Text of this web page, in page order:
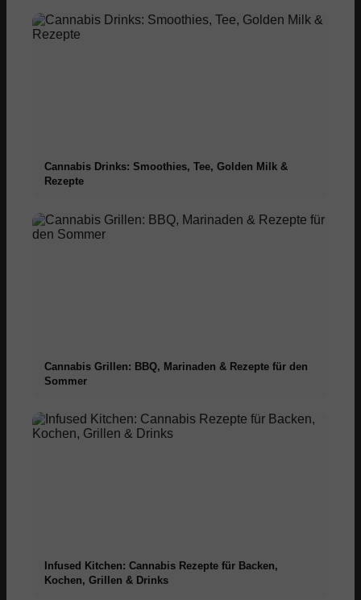
Cannabis Drinks: Smoothies, Tee, Golden Milk &
Rezepte
Cannabis Grillen: BBQ, Marinaden & Rezepte für den
Sommer
Infused Kitchen: Cannabis Rezepte für Backen,
Kochen, Grillen & Drinks